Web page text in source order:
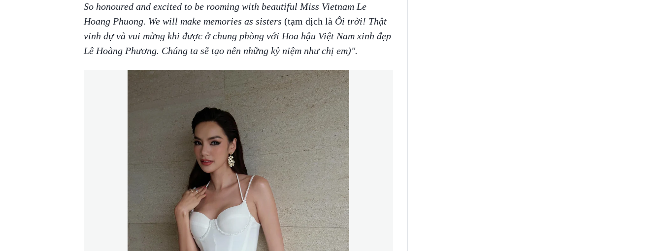
So honoured and excited to be rooming with beautiful Miss Vietnam Le
Hoang Phuong. We will make memories as sisters (tạm dịch là Ôi trời! Thật
vinh dự và vui mừng khi được ở chung phòng với Hoa hậu Việt Nam xinh đẹp
Lê Hoàng Phương. Chúng ta sẽ tạo nên những kỷ niệm như chị em)".